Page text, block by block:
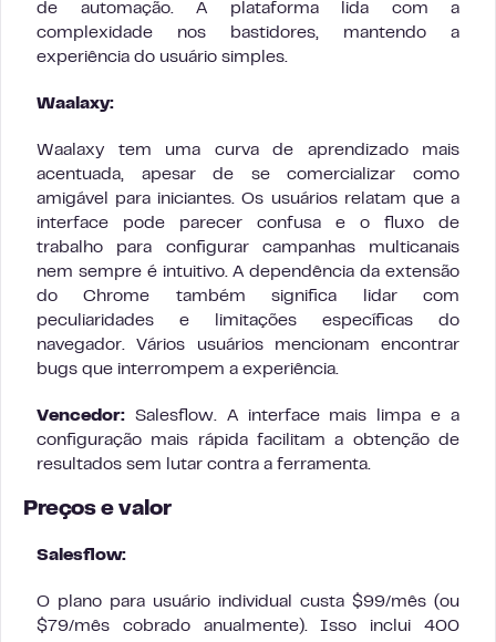
de automação. A plataforma lida com a
complexidade nos bastidores, mantendo a
experiência do usuário simples.
Waalaxy:
Waalaxy tem uma curva de aprendizado mais
acentuada, apesar de se comercializar como
amigável para iniciantes. Os usuários relatam que a
interface pode parecer confusa e o fluxo de
trabalho para configurar campanhas multicanais
nem sempre é intuitivo. A dependência da extensão
do Chrome também significa lidar com
peculiaridades e limitações específicas do
navegador. Vários usuários mencionam encontrar
bugs que interrompem a experiência.
Vencedor: Salesflow. A interface mais limpa e a
configuração mais rápida facilitam a obtenção de
resultados sem lutar contra a ferramenta.
Preços e valor
Salesflow:
O plano para usuário individual custa $99/mês (ou
$79/mês cobrado anualmente). Isso inclui 400